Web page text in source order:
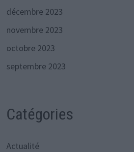
décembre 2023
novembre 2023
octobre 2023
septembre 2023
Catégories
Actualité